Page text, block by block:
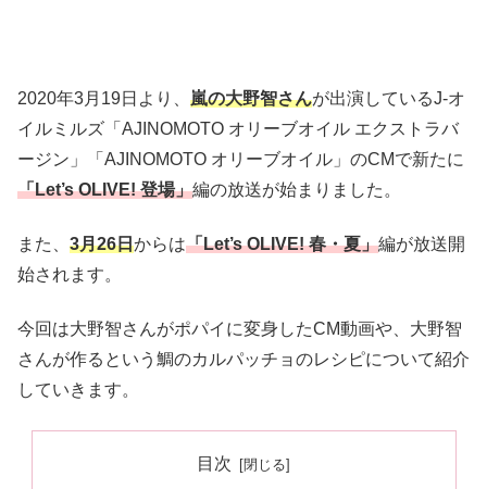
2020年3月19日より、 嵐の大野智さんが出演しているJ-オ
イルミルズ「AJINOMOTO オリーブオイル エクストラバ
ージン」「AJINOMOTO オリーブオイル」のCMで新たに
「Let’s OLIVE! 登場」編の放送が始まりました。
また、 3月26日からは「Let’s OLIVE! 春・夏」編が放送開
始されます。
今回は大野智さんがポパイに変身したCM動画や、大野智
さんが作るという鯛のカルパッチョのレシピについて紹介
していきます。
目次